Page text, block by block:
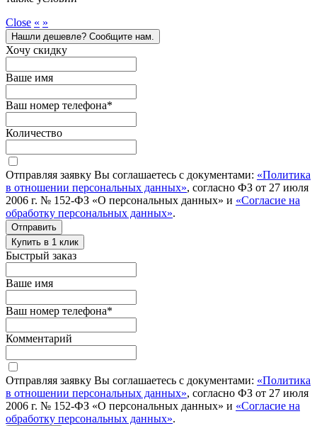
Close « »
Нашли дешевле? Сообщите нам.
Хочу скидку
Ваше имя
Ваш номер телефона*
Количество
Отправляя заявку Вы соглашаетесь с документами: «Политика
в отношении персональных данных», согласно ФЗ от 27 июля
2006 г. № 152-ФЗ «О персональных данных» и «Согласие на
обработку персональных данных».
Отправить
Купить в 1 клик
Быстрый заказ
Ваше имя
Ваш номер телефона*
Комментарий
Отправляя заявку Вы соглашаетесь с документами: «Политика
в отношении персональных данных», согласно ФЗ от 27 июля
2006 г. № 152-ФЗ «О персональных данных» и «Согласие на
обработку персональных данных».